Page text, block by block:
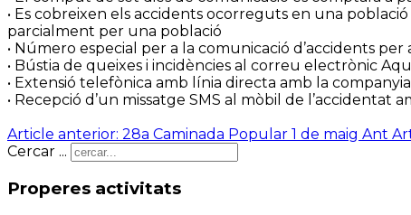
• Es cobreixen els accidents ocorreguts en una
parcialment per una població
• Número especial per a la comunicació d’accidents
• Bústia de queixes i incidències al correu electrònic
• Extensió telefònica amb línia directa amb la
• Recepció d’un missatge SMS al mòbil de l’accidentat
Article anterior: 28a Caminada Popular 1 de maig Ant
Cercar ...
Properes activitats